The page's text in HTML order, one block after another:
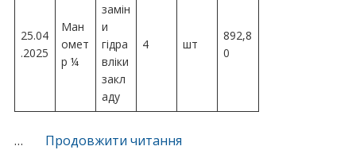
25.04
.2025
Ман
омет
р ¼
замін
и
гідра
вліки
закл
аду
4 шт
892,8
0
… Продовжити читання“Благодійна